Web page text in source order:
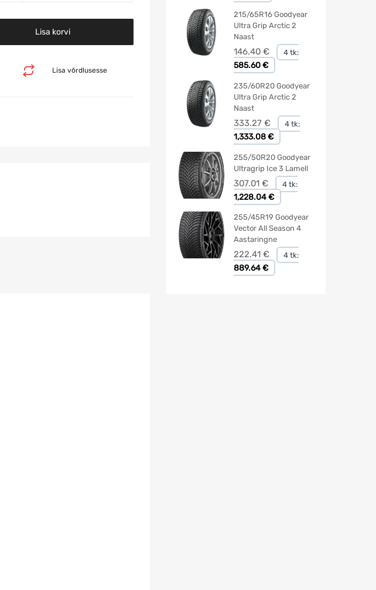
Lisa korvi
Lisa võrdlusesse
215/65R16 Goodyear
Ultra Grip Arctic 2
Naast
146.40 € 4 tk:
585.60 €
235/60R20 Goodyear
Ultra Grip Arctic 2
Naast
333.27 € 4 tk:
1,333.08 €
255/50R20 Goodyear
Ultragrip Ice 3 Lamell
307.01 € 4 tk:
1,228.04 €
255/45R19 Goodyear
Vector All Season 4
Aastaringne
222.41 € 4 tk:
889.64 €